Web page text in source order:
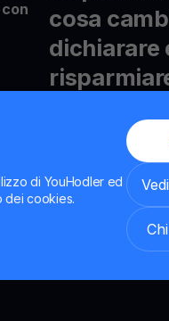
di YouHodler ed
dei cookies.
e
cosa
dichiarare